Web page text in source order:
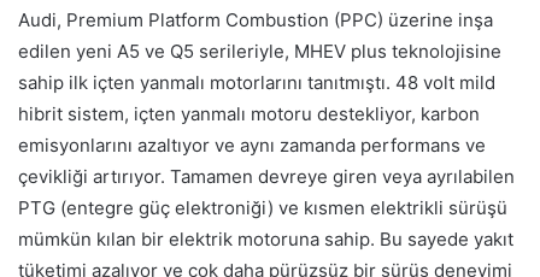
Audi, Premium Platform Combustion (PPC) üzerine inşa
edilen yeni A5 ve Q5 serileriyle, MHEV plus teknolojisine
sahip ilk içten yanmalı motorlarını tanıtmıştı. 48 volt mild
hibrit sistem, içten yanmalı motoru destekliyor, karbon
emisyonlarını azaltıyor ve aynı zamanda performans ve
çevikliği artırıyor. Tamamen devreye giren veya ayrılabilen
PTG (entegre güç elektroniği) ve kısmen elektrikli sürüşü
mümkün kılan bir elektrik motoruna sahip. Bu sayede yakıt
tüketimi azalıyor ve çok daha pürüzsüz bir sürüş deneyimi